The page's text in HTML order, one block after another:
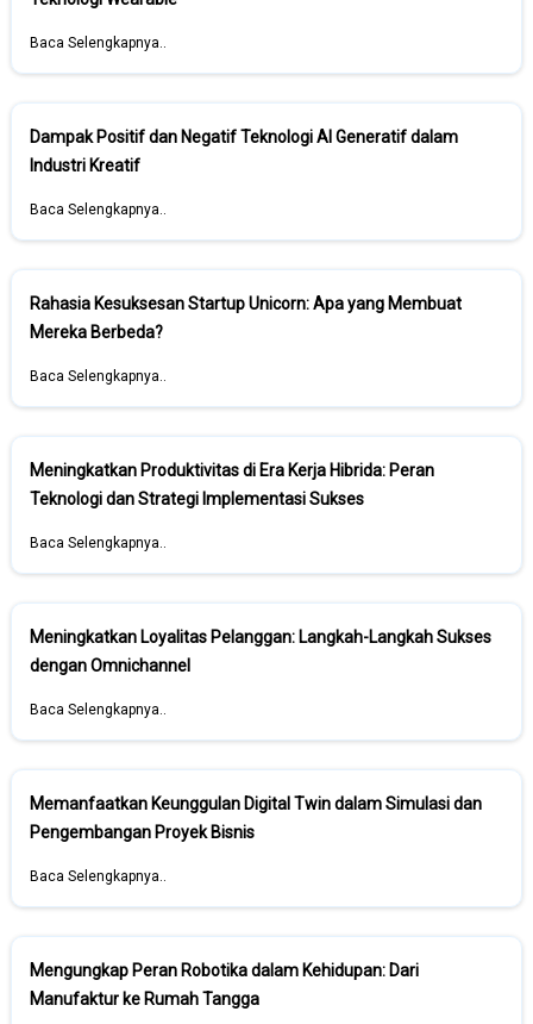
Baca Selengkapnya..
Dampak Positif dan Negatif Teknologi AI Generatif dalam
Industri Kreatif
Baca Selengkapnya..
Rahasia Kesuksesan Startup Unicorn: Apa yang Membuat
Mereka Berbeda?
Baca Selengkapnya..
Meningkatkan Produktivitas di Era Kerja Hibrida: Peran
Teknologi dan Strategi Implementasi Sukses
Baca Selengkapnya..
Meningkatkan Loyalitas Pelanggan: Langkah-Langkah Sukses
dengan Omnichannel
Baca Selengkapnya..
Memanfaatkan Keunggulan Digital Twin dalam Simulasi dan
Pengembangan Proyek Bisnis
Baca Selengkapnya..
Mengungkap Peran Robotika dalam Kehidupan: Dari
Manufaktur ke Rumah Tangga